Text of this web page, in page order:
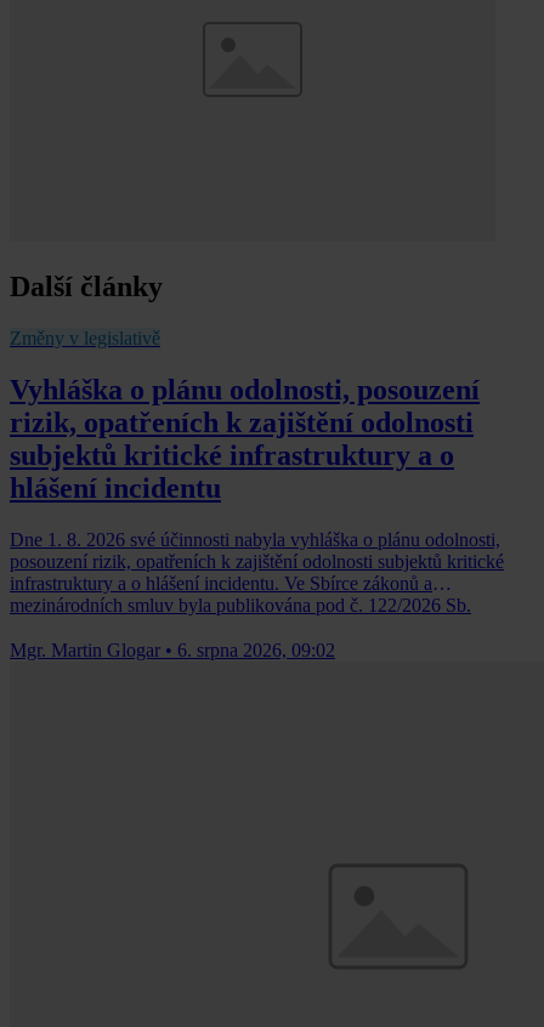
Další články
Změny v legislativě
Vyhláška o plánu odolnosti, posouzení
rizik, opatřeních k zajištění odolnosti
subjektů kritické infrastruktury a o
hlášení incidentu
Dne 1. 8. 2026 své účinnosti nabyla vyhláška o plánu odolnosti,
posouzení rizik, opatřeních k zajištění odolnosti subjektů kritické
infrastruktury a o hlášení incidentu. Ve Sbírce zákonů a
mezinárodních smluv byla publikována pod č. 122/2026 Sb.
Mgr. Martin Glogar • 6. srpna 2026, 09:02